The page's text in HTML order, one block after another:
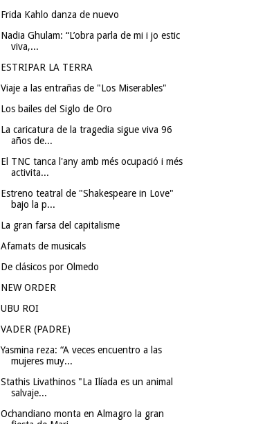
Frida Kahlo danza de nuevo
Nadia Ghulam: “L’obra parla de mi i jo estic
viva,...
ESTRIPAR LA TERRA
Viaje a las entrañas de "Los Miserables"
Los bailes del Siglo de Oro
La caricatura de la tragedia sigue viva 96
años de...
El TNC tanca l'any amb més ocupació i més
activita...
Estreno teatral de "Shakespeare in Love"
bajo la p...
La gran farsa del capitalisme
Afamats de musicals
De clásicos por Olmedo
NEW ORDER
UBU ROI
VADER (PADRE)
Yasmina reza: “A veces encuentro a las
mujeres muy...
Stathis Livathinos "La Ilíada es un animal
salvaje...
Ochandiano monta en Almagro la gran